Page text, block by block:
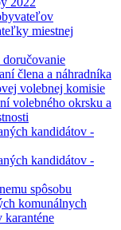
miestnej
doručovanie
člena a náhradníka
volebnej komisie
volebného okrsku a
kandidátov -
kandidátov -
spôsobu
komunálnych